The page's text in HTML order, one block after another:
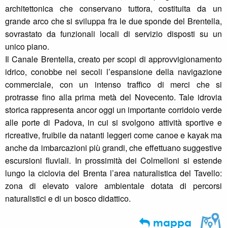
architettonica che conservano tuttora, costituita da un
grande arco che si sviluppa fra le due sponde del Brentella,
sovrastato da funzionali locali di servizio disposti su un
unico piano.
Il Canale Brentella, creato per scopi di approvvigionamento
idrico, conobbe nei secoli l’espansione della navigazione
commerciale, con un intenso traffico di merci che si
protrasse fino alla prima metà del Novecento. Tale idrovia
storica rappresenta ancor oggi un importante corridoio verde
alle porte di Padova, in cui si svolgono attività sportive e
ricreative, fruibile da natanti leggeri come canoe e kayak ma
anche da imbarcazioni più grandi, che effettuano suggestive
escursioni fluviali. In prossimità dei Colmelloni si estende
lungo la ciclovia del Brenta l’area naturalistica del Tavello:
zona di elevato valore ambientale dotata di percorsi
naturalistici e di un bosco didattico.
mappa